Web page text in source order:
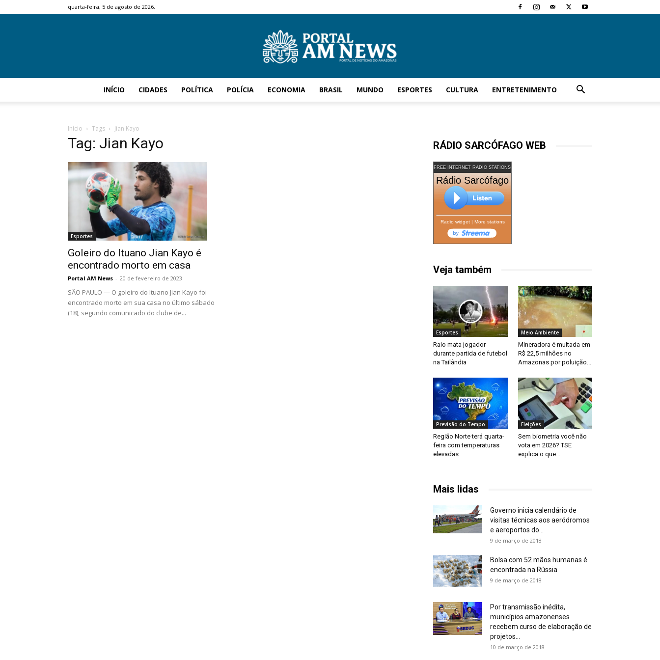
quarta-feira, 5 de agosto de 2026.
INÍCIO CIDADES POLÍTICA POLÍCIA ECONOMIA BRASIL MUNDO ESPORTES CULTURA ENTRETENIMENTO
Início Tags Jian Kayo
Tag: Jian Kayo
Esportes
Goleiro do Ituano Jian Kayo é
encontrado morto em casa
Portal AM News - 20 de fevereiro de 2023
SÃO PAULO — O goleiro do Ituano Jian Kayo foi
encontrado morto em sua casa no último sábado
(18), segundo comunicado do clube de...
RÁDIO SARCÓFAGO WEB
FREE INTERNET RADIO STATIONS
Rádio Sarcófago
Radio widget| More stations
Veja também
Esportes
Raio mata jogador
durante partida de futebol
na Tailândia
Meio Ambiente
Mineradora é multada em
R$ 22,5 milhões no
Amazonas por poluição...
Previsão do Tempo
Região Norte terá quarta-
feira com temperaturas
elevadas
Eleições
Sem biometria você não
vota em 2026? TSE
explica o que...
Mais lidas
Governo inicia calendário de
visitas técnicas aos aeródromos
e aeroportos do...
9 de março de 2018
Bolsa com 52 mãos humanas é
encontrada na Rússia
9 de março de 2018
Por transmissão inédita,
municípios amazonenses
recebem curso de elaboração de
projetos...
10 de março de 2018